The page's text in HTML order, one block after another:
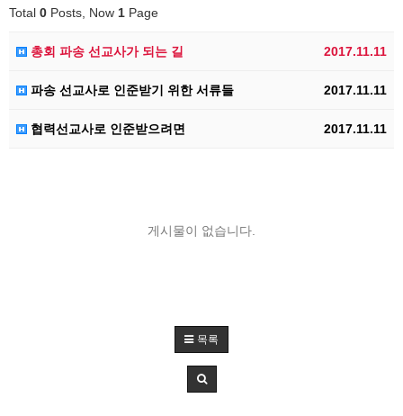
Total 0 Posts, Now 1 Page
2017.11.11
총회 파송 선교사가 되는 길
2017.11.11
파송 선교사로 인준받기 위한 서류들
2017.11.11
협력선교사로 인준받으려면
게시물이 없습니다.
목록